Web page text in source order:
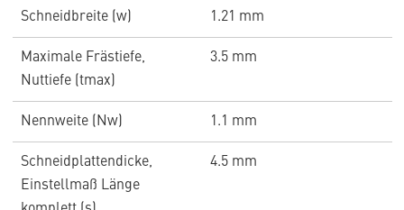
Schneidbreite (w) 1.21 mm
Maximale Frästiefe,
Nuttiefe (tmax)
3.5 mm
Nennweite (Nw) 1.1 mm
Schneidplattendicke,
Einstellmaß Länge
4.5 mm